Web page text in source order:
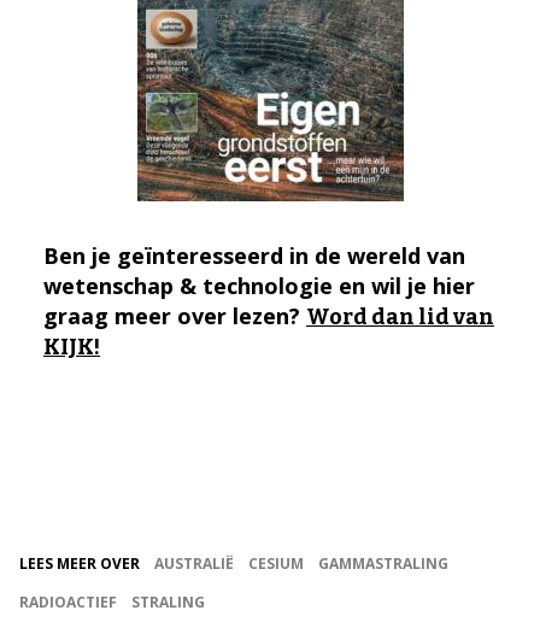
Ben je geïnteresseerd in de wereld van
wetenschap & technologie en wil je hier
graag meer over lezen? Word dan lid van
KIJK!
LEES MEER OVER AUSTRALIË CESIUM
GAMMASTRALING
RADIOACTIEF
STRALING